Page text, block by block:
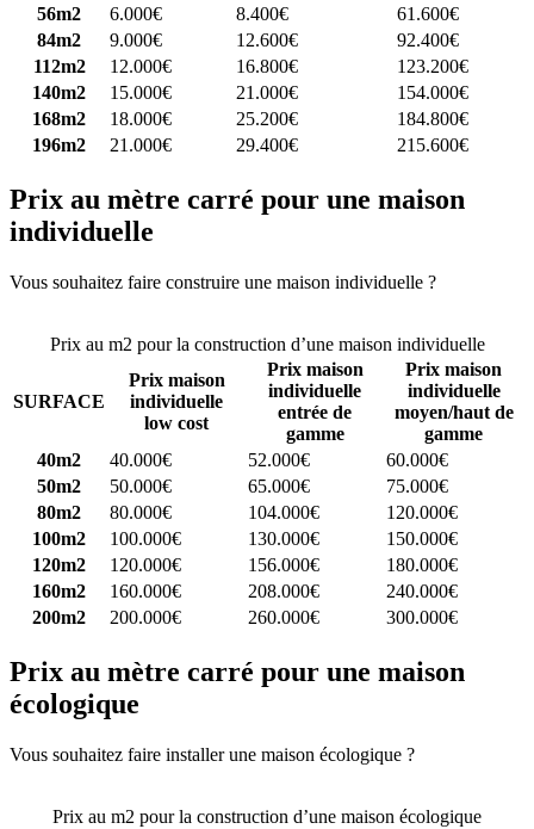
56m2
6.000€ 8.400€
61.600€
84m2
9.000€ 12.600€
92.400€
112m2
12.000€ 16.800€
123.200€
140m2
15.000€ 21.000€
154.000€
168m2
18.000€ 25.200€
184.800€
196m2
21.000€ 29.400€ 215.600€
Prix au mètre carré pour une maison
individuelle
Vous souhaitez faire construire une maison individuelle ?
Prix au m2 pour la construction d’une maison individuelle
SURFACE
Prix maison
individuelle
low cost
Prix maison
individuelle
entrée de
gamme
Prix maison
individuelle
moyen/haut de
gamme
40m2
40.000€ 52.000€
60.000€
50m2
50.000€ 65.000€
75.000€
80m2
80.000€ 104.000€
120.000€
100m2
100.000€ 130.000€
150.000€
120m2
120.000€ 156.000€
180.000€
160m2
160.000€ 208.000€
240.000€
200m2
200.000€ 260.000€ 300.000€
Prix au mètre carré pour une maison
écologique
Vous souhaitez faire installer une maison écologique ?
Prix au m2 pour la construction d’une maison écologique